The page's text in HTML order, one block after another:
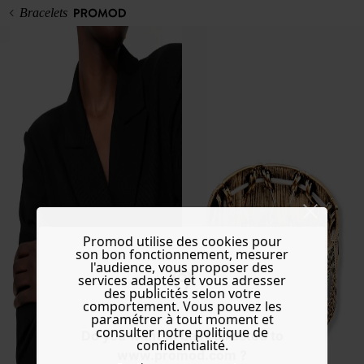
Do you want to be redirected to
www.promod.com ?
Bracelets
Promod utilise des cookies pour
son bon fonctionnement, mesurer
l'audience, vous proposer des
services adaptés et vous adresser
des publicités selon votre
comportement. Vous pouvez les
paramétrer à tout moment et
consulter notre politique de
confidentialité.